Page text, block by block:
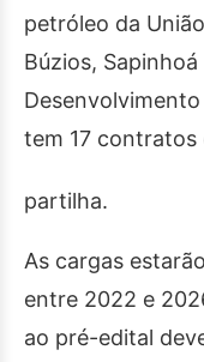
petróleo da
Búzios,
tem 17 contratos
partilha.
As cargas
entre 2022 e
ao pré-edital